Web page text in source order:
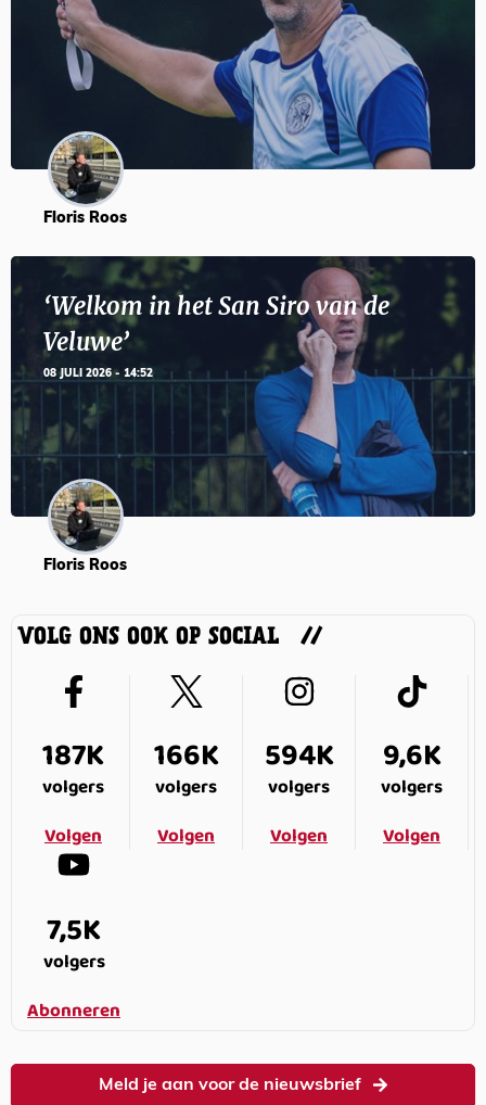
Floris Roos
‘Welkom in het San Siro van de
Veluwe’
08 JULI 2026 - 14:52
Floris Roos
VOLG ONS OOK OP SOCIAL
187K
volgers
Volgen
166K
volgers
Volgen
594K
volgers
Volgen
9,6K
volgers
Volgen
7,5K
volgers
Abonneren
Meld je aan voor de nieuwsbrief